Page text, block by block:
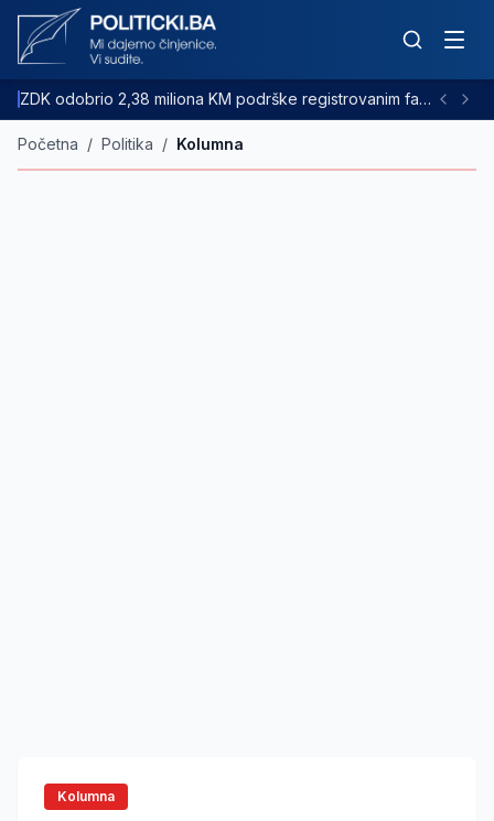
ZDK odobrio 2,38 miliona KM podrške registrovanim farmama goveda
Početna / Politika / Kolumna
Kolumna